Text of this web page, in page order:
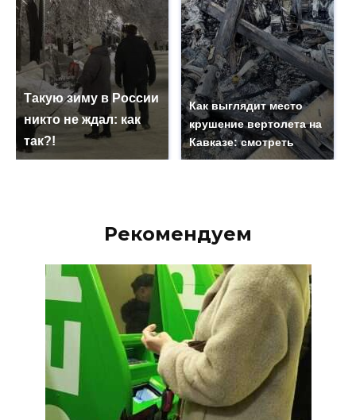
Такую зиму в России
никто не ждал: как
так?!
Как выглядит место
крушение вертолета на
Кавказе: смотреть
Рекомендуем